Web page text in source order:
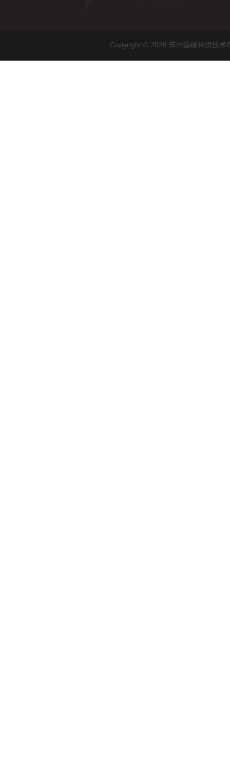
Copyright © 2026 苏州燊硕环境技